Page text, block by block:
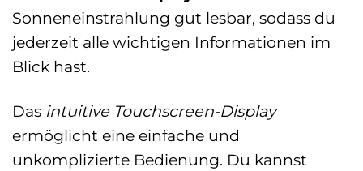
Sonneneinstrahlung gut lesbar, sodass du
jederzeit alle wichtigen Informationen im
Blick hast.
Das intuitive Touchscreen-Display
ermöglicht eine einfache und
unkomplizierte Bedienung. Du kannst